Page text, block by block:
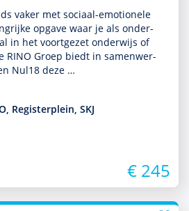
vaker met sociaal-emotionele
opgave waar je als onder­
in het voortgezet onder­wijs of
RINO Groep biedt in samen­wer­
Nul18 deze …
Registerplein, SKJ
€ 245